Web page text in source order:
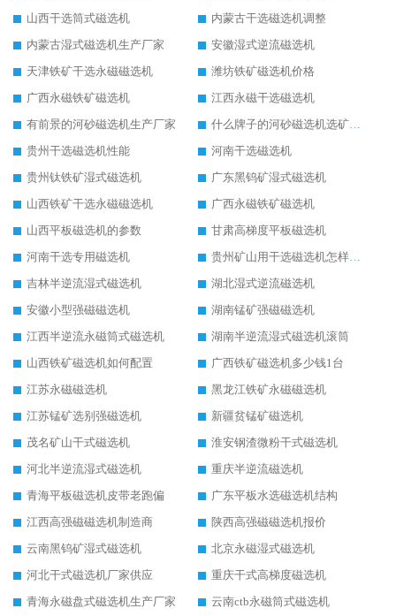
山西干选筒式磁选机
内蒙古干选磁选机调整
内蒙古湿式磁选机生产厂家
安徽湿式逆流磁选机
天津铁矿干选永磁磁选机
潍坊铁矿磁选机价格
广西永磁铁矿磁选机
江西永磁干选磁选机
有前景的河砂磁选机生产厂家
什么牌子的河砂磁选机选矿效果好
贵州干选磁选机性能
河南干选磁选机
贵州钛铁矿湿式磁选机
广东黑钨矿湿式磁选机
山西铁矿干选永磁磁选机
广西永磁铁矿磁选机
山西平板磁选机的参数
甘肃高梯度平板磁选机
河南干选专用磁选机
贵州矿山用干选磁选机怎样调磁
吉林半逆流湿式磁选机
湖北湿式逆流磁选机
安徽小型强磁磁选机
湖南锰矿强磁磁选机
江西半逆流永磁筒式磁选机
湖南半逆流湿式磁选机滚筒
山西铁矿磁选机如何配置
广西铁矿磁选机多少钱1台
江苏永磁磁选机
黑龙江铁矿永磁磁选机
江苏锰矿选别强磁选机
新疆贫锰矿磁选机
茂名矿山干式磁选机
淮安钢渣微粉干式磁选机
河北半逆流湿式磁选机
重庆半逆流磁选机
青海平板磁选机皮带老跑偏
广东平板水选磁选机结构
江西高强磁磁选机制造商
陕西高强磁磁选机报价
云南黑钨矿湿式磁选机
北京永磁湿式磁选机
河北干式磁选机厂家供应
重庆干式高梯度磁选机
青海永磁盘式磁选机生产厂家
云南ctb永磁筒式磁选机